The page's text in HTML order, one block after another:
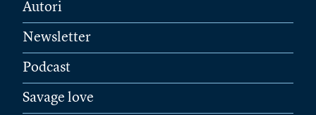
Autori
Newsletter
Podcast
Savage love